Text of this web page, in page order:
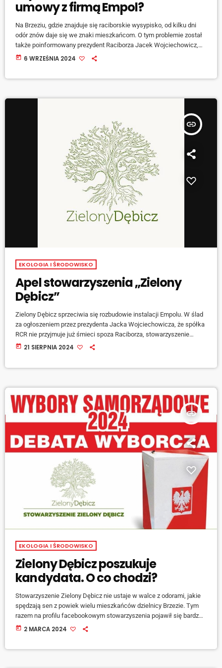
umowy z firmą Empol?
Na Brzeziu, gdzie znajduje się raciborskie wysypisko, od kilku dni
odór znów daje się we znaki mieszkańcom. O tym problemie został
także poinformowany prezydent Raciborza Jacek Wojciechowicz,
który już od dłuższego czasu przygląda się tej sprawie. Pierwsze
today 6 WRZEŚNIA 2024
insert_link
EKOLOGIA I ŚRODOWISKO
Apel stowarzyszenia „Zielony
Dębicz”
Zielony Dębicz sprzeciwia się rozbudowie instalacji Empolu. W ślad
za ogłoszeniem przez prezydenta Jacka Wojciechowicza, że spółka
RCR nie przyjmuje już śmieci spoza Raciborza, stowarzyszenie
Zielony Dębicz powstałe w obronie raciborzan z Dębicza i Brzezia
today 21 SIERPNIA 2024
insert_link
EKOLOGIA I ŚRODOWISKO
Zielony Dębicz poszukuje
kandydata. O co chodzi?
Stowarzyszenie Zielony Dębicz nie ustaje w walce z odorami, jakie
spędzają sen z powiek wielu mieszkańców dzielnicy Brzezie. Tym
razem na profilu facebookowym stowarzyszenia pojawił się bardzo
ciekawy post w kontekście zbliżających się wyborów
today 2 MARCA 2024